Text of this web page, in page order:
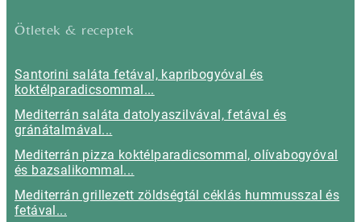
Ötletek & receptek
Santorini saláta fetával, kapribogyóval és
koktélparadicsommal...
Mediterrán saláta datolyaszilvával, fetával és
gránátalmával...
Mediterrán pizza koktélparadicsommal, olívabogyóval
és bazsalikommal...
Mediterrán grillezett zöldségtál céklás hummusszal és
fetával...